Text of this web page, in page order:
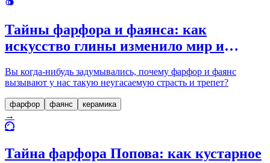
Тайны фарфора и фаянса: как
искусство глины изменило мир и
перед ними
Вы когда-нибудь задумывались, почему фарфор и фаянс
вызывают у нас такую неугасаемую страсть и трепет?
фарфор фаянс керамика
→
Тайна фарфора Попова: как кустарное